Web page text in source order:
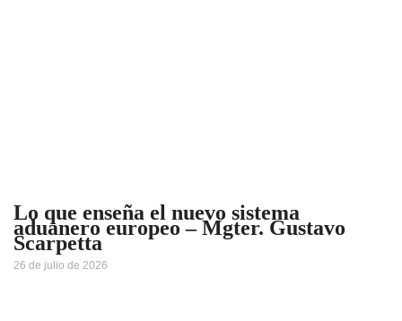
Lo que enseña el nuevo sistema
aduanero europeo – Mgter. Gustavo
Scarpetta
26 de julio de 2026